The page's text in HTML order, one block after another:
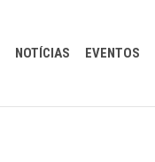
NOTÍCIAS EVENTOS